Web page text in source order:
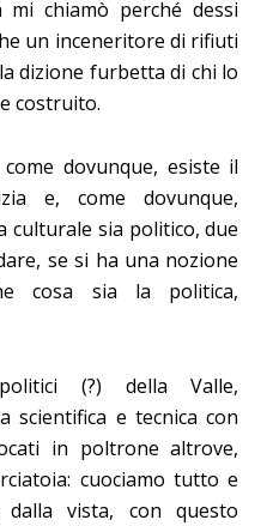
chiamò perché dessi
un inceneritore di rifiuti
dizione furbetta di chi lo
costruito.
dovunque, esiste il
e, come dovunque,
culturale sia politico, due
se si ha una nozione
cosa sia la politica,
(?) della Valle,
scientifica e tecnica con
in poltrone altrove,
cuociamo tutto e
dalla vista, con questo